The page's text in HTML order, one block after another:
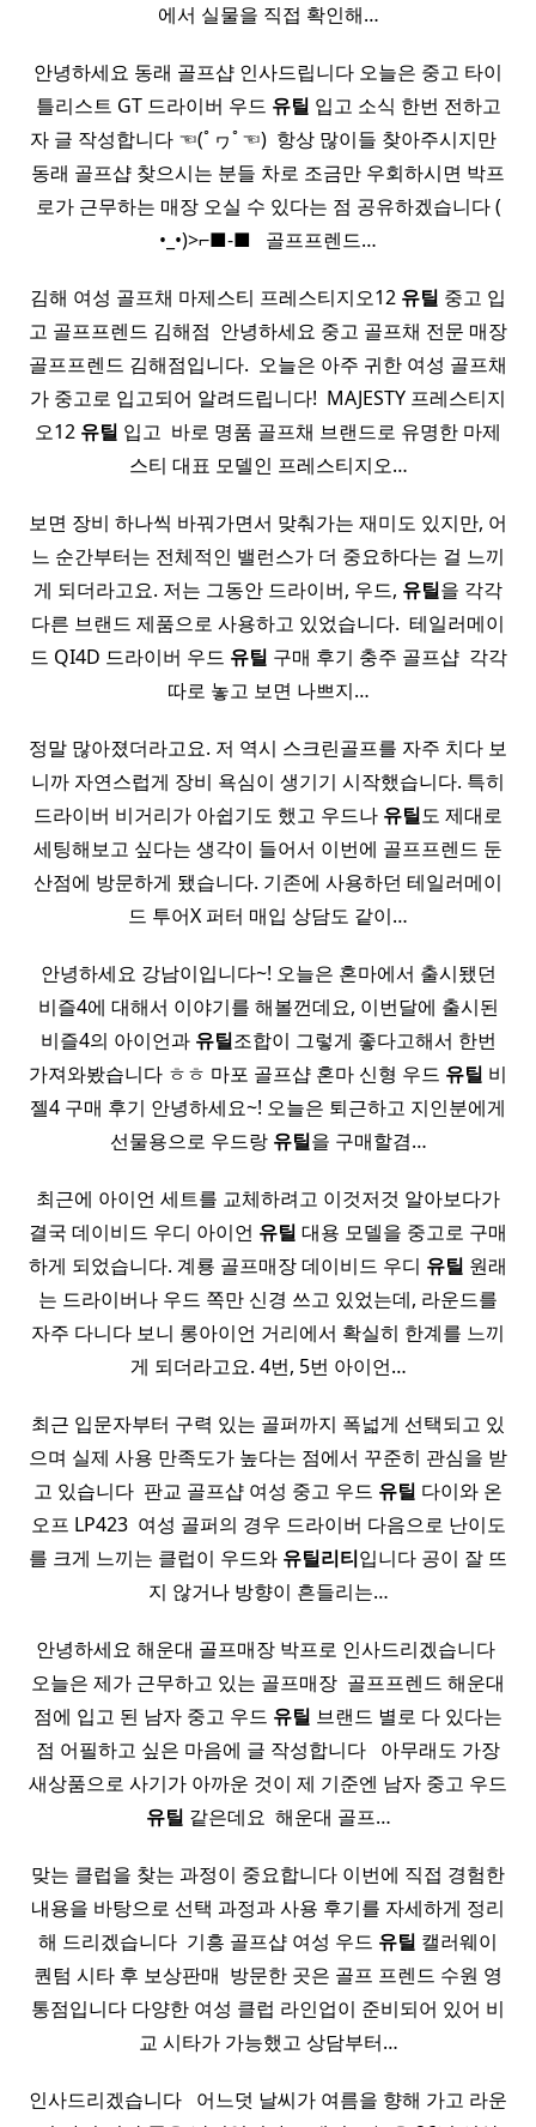
에서 실물을 직접 확인해…
안녕하세요 동래 골프샵 인사드립니다 오늘은 중고 타이
틀리스트 GT 드라이버 우드 유틸 입고 소식 한번 전하고
자 글 작성합니다 ☜(ﾟヮﾟ☜) ​ 항상 많이들 찾아주시지만 ​ ​
동래 골프샵 찾으시는 분들 차로 조금만 우회하시면 박프
로가 근무하는 매장 오실 수 있다는 점 공유하겠습니다 (
•_•)>⌐■-■ ​ ​ 골프프렌드…
김해 여성 골프채 마제스티 프레스티지오12 유틸 중고 입
고 골프프렌드 김해점 ​ 안녕하세요 중고 골프채 전문 매장
골프프렌드 김해점입니다. ​ 오늘은 아주 귀한 여성 골프채
가 중고로 입고되어 알려드립니다! ​ MAJESTY 프레스티지
오12 유틸 입고 ​ 바로 명품 골프채 브랜드로 유명한 마제
스티 대표 모델인 프레스티지오…
보면 장비 하나씩 바꿔가면서 맞춰가는 재미도 있지만, 어
느 순간부터는 전체적인 밸런스가 더 중요하다는 걸 느끼
게 되더라고요. 저는 그동안 드라이버, 우드, 유틸을 각각
다른 브랜드 제품으로 사용하고 있었습니다. ​ 테일러메이
드 QI4D 드라이버 우드 유틸 구매 후기 충주 골프샵 ​ 각각
따로 놓고 보면 나쁘지…
정말 많아졌더라고요. 저 역시 스크린골프를 자주 치다 보
니까 자연스럽게 장비 욕심이 생기기 시작했습니다. 특히
드라이버 비거리가 아쉽기도 했고 우드나 유틸도 제대로
세팅해보고 싶다는 생각이 들어서 이번에 골프프렌드 둔
산점에 방문하게 됐습니다. 기존에 사용하던 테일러메이
드 투어X 퍼터 매입 상담도 같이…
안녕하세요 강남이입니다~! 오늘은 혼마에서 출시됐던
비즐4에 대해서 이야기를 해볼껀데요, 이번달에 출시된
비즐4의 아이언과 유틸조합이 그렇게 좋다고해서 한번
가져와봤습니다 ㅎㅎ 마포 골프샵 혼마 신형 우드 유틸 비
젤4 구매 후기 안녕하세요~! 오늘은 퇴근하고 지인분에게
선물용으로 우드랑 유틸을 구매할겸…
최근에 아이언 세트를 교체하려고 이것저것 알아보다가
결국 데이비드 우디 아이언 유틸 대용 모델을 중고로 구매
하게 되었습니다. 계룡 골프매장 데이비드 우디 유틸 원래
는 드라이버나 우드 쪽만 신경 쓰고 있었는데, 라운드를
자주 다니다 보니 롱아이언 거리에서 확실히 한계를 느끼
게 되더라고요. 4번, 5번 아이언…
최근 입문자부터 구력 있는 골퍼까지 폭넓게 선택되고 있
으며 실제 사용 만족도가 높다는 점에서 꾸준히 관심을 받
고 있습니다 ​ 판교 골프샵 여성 중고 우드 유틸 다이와 온
오프 LP423 ​ 여성 골퍼의 경우 드라이버 다음으로 난이도
를 크게 느끼는 클럽이 우드와 유틸리티입니다 공이 잘 뜨
지 않거나 방향이 흔들리는…
안녕하세요 해운대 골프매장 박프로 인사드리겠습니다 ​
오늘은 제가 근무하고 있는 골프매장 ​ 골프프렌드 해운대
점에 입고 된 남자 중고 우드 유틸 브랜드 별로 다 있다는
점 어필하고 싶은 마음에 글 작성합니다 ​ ​ 아무래도 가장
새상품으로 사기가 아까운 것이 제 기준엔 남자 중고 우드
유틸 같은데요 ​ 해운대 골프…
맞는 클럽을 찾는 과정이 중요합니다 이번에 직접 경험한
내용을 바탕으로 선택 과정과 사용 후기를 자세하게 정리
해 드리겠습니다 ​ 기흥 골프샵 여성 우드 유틸 캘러웨이
퀀텀 시타 후 보상판매 ​ 방문한 곳은 골프 프렌드 수원 영
통점입니다 다양한 여성 클럽 라인업이 준비되어 있어 비
교 시타가 가능했고 상담부터…
인사드리겠습니다 ​ ​ 어느덧 날씨가 여름을 향해 가고 라운